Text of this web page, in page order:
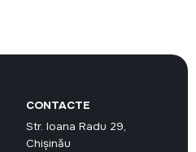
CONTACTE
Str. Ioana Radu 29,
Chișinău